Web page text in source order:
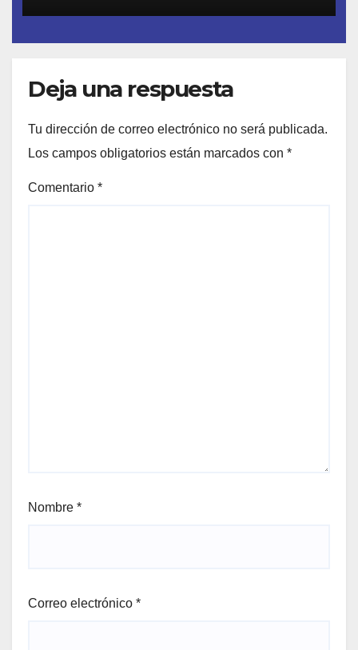
Deja una respuesta
Tu dirección de correo electrónico no será publicada.
Los campos obligatorios están marcados con *
Comentario *
Nombre *
Correo electrónico *